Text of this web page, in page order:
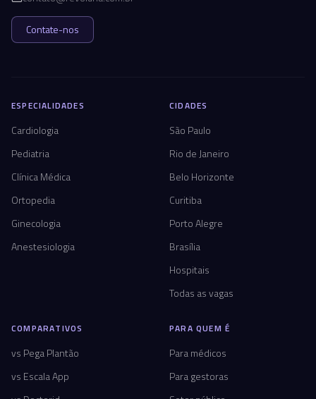
Contate-nos
ESPECIALIDADES
Cardiologia
Pediatria
Clínica Médica
Ortopedia
Ginecologia
Anestesiologia
CIDADES
São Paulo
Rio de Janeiro
Belo Horizonte
Curitiba
Porto Alegre
Brasília
Hospitais
Todas as vagas
COMPARATIVOS
vs Pega Plantão
vs Escala App
PARA QUEM É
Para médicos
Para gestoras